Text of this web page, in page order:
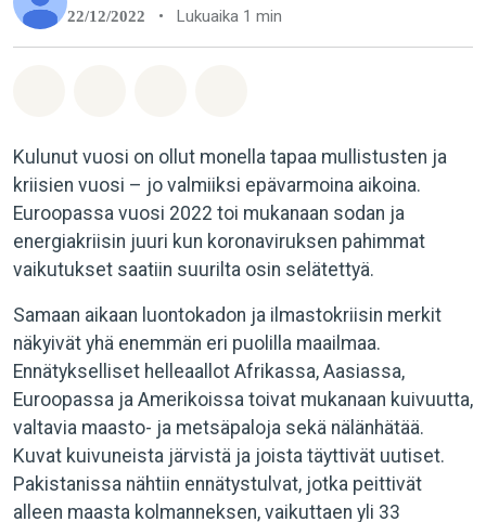
22/12/2022 • Lukuaika 1 min
Kulunut vuosi on ollut monella tapaa mullistusten ja
kriisien vuosi – jo valmiiksi epävarmoina aikoina.
Euroopassa vuosi 2022 toi mukanaan sodan ja
energiakriisin juuri kun koronaviruksen pahimmat
vaikutukset saatiin suurilta osin selätettyä.
Samaan aikaan luontokadon ja ilmastokriisin merkit
näkyivät yhä enemmän eri puolilla maailmaa.
Ennätykselliset helleaallot Afrikassa, Aasiassa,
Euroopassa ja Amerikoissa toivat mukanaan kuivuutta,
valtavia maasto- ja metsäpaloja sekä nälänhätää.
Kuvat kuivuneista järvistä ja joista täyttivät uutiset.
Pakistanissa nähtiin ennätystulvat, jotka peittivät
alleen maasta kolmanneksen, vaikuttaen yli 33